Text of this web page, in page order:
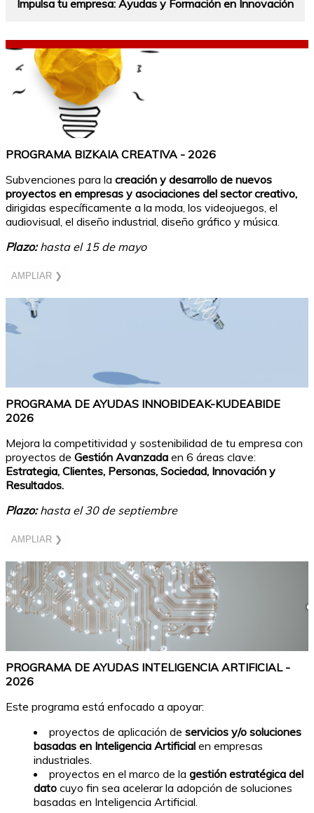
Impulsa tu empresa: Ayudas y Formación en Innovación
PROGRAMA BIZKAIA CREATIVA - 2026
Subvenciones para la creación y desarrollo de nuevos
proyectos en empresas y asociaciones del sector creativo,
dirigidas específicamente a la moda, los videojuegos, el
audiovisual, el diseño industrial, diseño gráfico y música.
Plazo:hasta el 15 de mayo
AMPLIAR ❯
PROGRAMA DE AYUDAS INNOBIDEAK-KUDEABIDE
2026
Mejora la competitividad y sostenibilidad de tu empresa con
proyectos de Gestión Avanzada en 6 áreas clave:
Estrategia, Clientes, Personas, Sociedad, Innovación y
Resultados.
Plazo:hasta el 30 de septiembre
AMPLIAR ❯
PROGRAMA DE AYUDAS INTELIGENCIA ARTIFICIAL -
2026
Este programa está enfocado a apoyar:
proyectos de aplicación de servicios y/o soluciones
basadas en Inteligencia Artificial en empresas
industriales.
proyectos en el marco de la gestión estratégica del
dato cuyo fin sea acelerar la adopción de soluciones
basadas en Inteligencia Artificial.